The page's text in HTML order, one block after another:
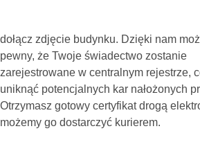
możemy go dostarczyć kurierem.